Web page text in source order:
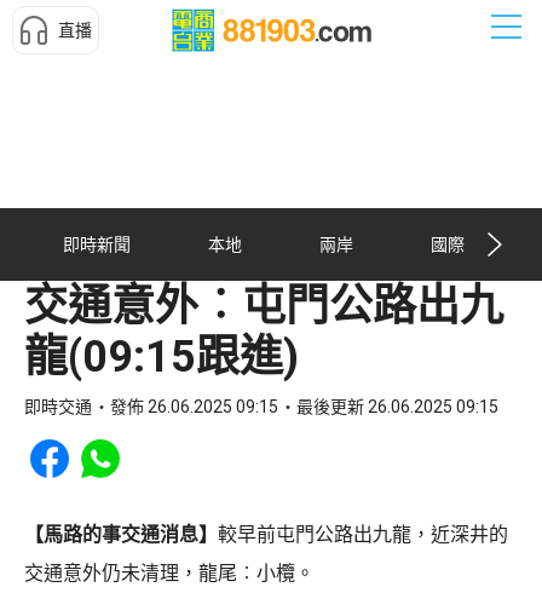
直播
即時新聞 本地 兩岸 國際
交通意外︰屯門公路出九
龍(09:15跟進)
即時交通 發佈 26.06.2025 09:15 最後更新 26.06.2025 09:15
Share to Facebook
Share to WhatsApp
【馬路的事交通消息】 較早前屯門公路出九龍，近深井的
交通意外仍未清理，龍尾︰小欖。